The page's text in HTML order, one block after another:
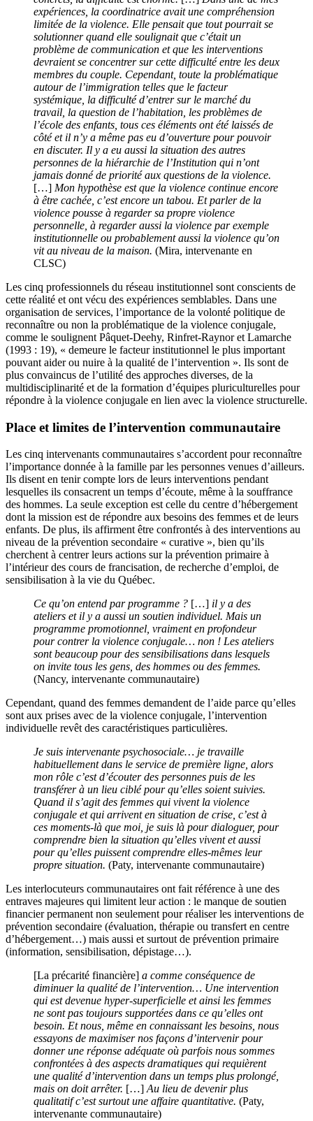
expériences, la coordinatrice avait une compréhension
limitée de la violence. Elle pensait que tout pourrait se
solutionner quand elle soulignait que c’était un
problème de communication et que les interventions
devraient se concentrer sur cette difficulté entre les deux
membres du couple. Cependant, toute la problématique
autour de l’immigration telles que le facteur
systémique, la difficulté d’entrer sur le marché du
travail, la question de l’habitation, les problèmes de
l’école des enfants, tous ces éléments ont été laissés de
côté et il n’y a même pas eu d’ouverture pour pouvoir
en discuter. Il y a eu aussi la situation des autres
personnes de la hiérarchie de l’Institution qui n’ont
jamais donné de priorité aux questions de la violence.
[…] Mon hypothèse est que la violence continue encore
à être cachée, c’est encore un tabou. Et parler de la
violence pousse à regarder sa propre violence
personnelle, à regarder aussi la violence par exemple
institutionnelle ou probablement aussi la violence qu’on
vit au niveau de la maison. (Mira, intervenante en
CLSC)
Les cinq professionnels du réseau institutionnel sont conscients de
cette réalité et ont vécu des expériences semblables. Dans une
organisation de services, l’importance de la volonté politique de
reconnaître ou non la problématique de la violence conjugale,
comme le soulignent Pâquet-Deehy, Rinfret-Raynor et Lamarche
(1993 : 19), « demeure le facteur institutionnel le plus important
pouvant aider ou nuire à la qualité de l’intervention ». Ils sont de
plus convaincus de l’utilité des approches diverses, de la
multidisciplinarité et de la formation d’équipes pluriculturelles pour
répondre à la violence conjugale en lien avec la violence structurelle.
Place et limites de l’intervention communautaire
Les cinq intervenants communautaires s’accordent pour reconnaître
l’importance donnée à la famille par les personnes venues d’ailleurs.
Ils disent en tenir compte lors de leurs interventions pendant
lesquelles ils consacrent un temps d’écoute, même à la souffrance
des hommes. La seule exception est celle du centre d’hébergement
dont la mission est de répondre aux besoins des femmes et de leurs
enfants. De plus, ils affirment être confrontés à des interventions au
niveau de la prévention secondaire « curative », bien qu’ils
cherchent à centrer leurs actions sur la prévention primaire à
l’intérieur des cours de francisation, de recherche d’emploi, de
sensibilisation à la vie du Québec.
Ce qu’on entend par programme ? […] il y a des
ateliers et il y a aussi un soutien individuel. Mais un
programme promotionnel, vraiment en profondeur
pour contrer la violence conjugale… non ! Les ateliers
sont beaucoup pour des sensibilisations dans lesquels
on invite tous les gens, des hommes ou des femmes.
(Nancy, intervenante communautaire)
Cependant, quand des femmes demandent de l’aide parce qu’elles
sont aux prises avec de la violence conjugale, l’intervention
individuelle revêt des caractéristiques particulières.
Je suis intervenante psychosociale… je travaille
habituellement dans le service de première ligne, alors
mon rôle c’est d’écouter des personnes puis de les
transférer à un lieu ciblé pour qu’elles soient suivies.
Quand il s’agit des femmes qui vivent la violence
conjugale et qui arrivent en situation de crise, c’est à
ces moments-là que moi, je suis là pour dialoguer, pour
comprendre bien la situation qu’elles vivent et aussi
pour qu’elles puissent comprendre elles-mêmes leur
propre situation. (Paty, intervenante communautaire)
Les interlocuteurs communautaires ont fait référence à une des
entraves majeures qui limitent leur action : le manque de soutien
financier permanent non seulement pour réaliser les interventions de
prévention secondaire (évaluation, thérapie ou transfert en centre
d’hébergement…) mais aussi et surtout de prévention primaire
(information, sensibilisation, dépistage…).
[La précarité financière] a comme conséquence de
diminuer la qualité de l’intervention… Une intervention
qui est devenue hyper-superficielle et ainsi les femmes
ne sont pas toujours supportées dans ce qu’elles ont
besoin. Et nous, même en connaissant les besoins, nous
essayons de maximiser nos façons d’intervenir pour
donner une réponse adéquate où parfois nous sommes
confrontées à des aspects dramatiques qui requièrent
une qualité d’intervention dans un temps plus prolongé,
mais on doit arrêter. […] Au lieu de devenir plus
qualitatif c’est surtout une affaire quantitative. (Paty,
intervenante communautaire)